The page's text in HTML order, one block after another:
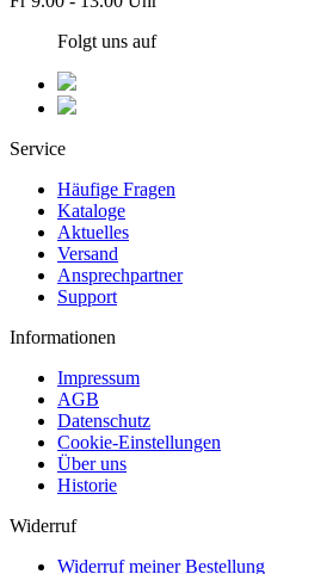
Folgt uns auf
Service
Häufige Fragen
Kataloge
Aktuelles
Versand
Ansprechpartner
Support
Informationen
Impressum
AGB
Datenschutz
Cookie-Einstellungen
Über uns
Historie
Widerruf
Widerruf meiner Bestellung